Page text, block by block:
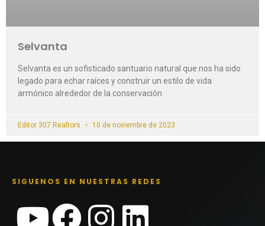
Selvanta
Selvanta es un sofisticado santuario natural que nos ha sido
legado para echar raíces y construir un estilo de vida
armónico alrededor de la conservación
Editor 307 Realtors 10 de noviembre de 2023
SIGUENOS EN NUESTRAS REDES